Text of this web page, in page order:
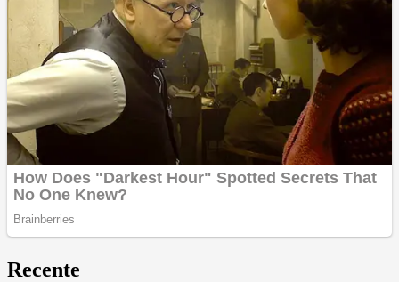
Recente